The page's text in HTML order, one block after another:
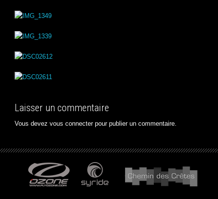
Laisser un commentaire
Vous devez vous connecterpour publier un commentaire.